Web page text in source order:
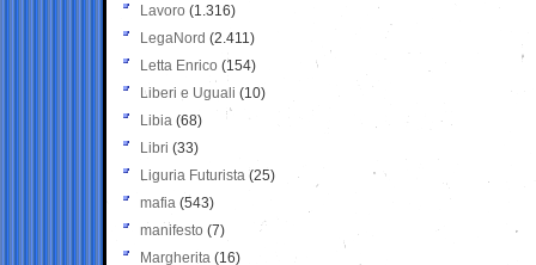
Lavoro (1.316)
LegaNord (2.411)
Letta Enrico (154)
Liberi e Uguali (10)
Libia (68)
Libri (33)
Liguria Futurista (25)
mafia (543)
manifesto (7)
Margherita (16)